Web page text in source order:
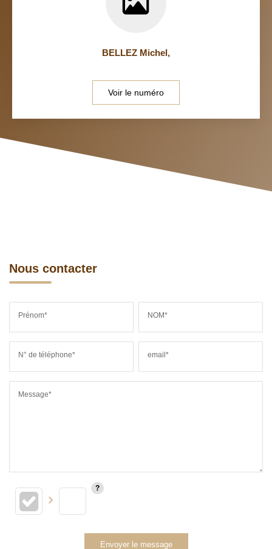
BELLEZ Michel,
Voir le numéro
Nous contacter
Prénom* NOM*
N° de téléphone* email*
Message*
Envoyer le message